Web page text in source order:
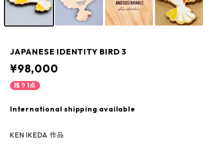
JAPANESE IDENTITY BIRD 3
¥98,000
残り1点
International shipping available
KEN IKEDA 作品